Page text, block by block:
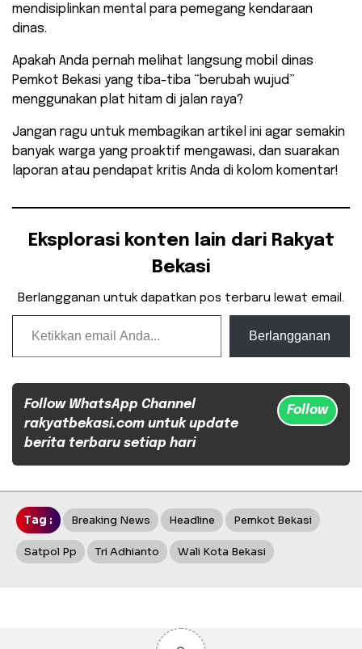
mendisiplinkan mental para pemegang kendaraan
dinas.
​Apakah Anda pernah melihat langsung mobil dinas
Pemkot Bekasi yang tiba-tiba “berubah wujud”
menggunakan plat hitam di jalan raya?
Jangan ragu untuk membagikan artikel ini agar semakin
banyak warga yang proaktif mengawasi, dan suarakan
laporan atau pendapat kritis Anda di kolom komentar!
Eksplorasi konten lain dari Rakyat
Bekasi
Berlangganan untuk dapatkan pos terbaru lewat email.
Ketikkan email Anda...
Berlangganan
Follow WhatsApp Channel
rakyatbekasi.com untuk update
berita terbaru setiap hari
Follow
Tag : Breaking News Headline Pemkot Bekasi
Satpol Pp Tri Adhianto Wali Kota Bekasi